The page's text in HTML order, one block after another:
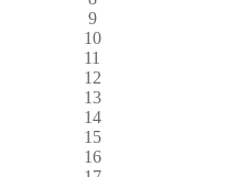
9
10
11
12
13
14
15
16